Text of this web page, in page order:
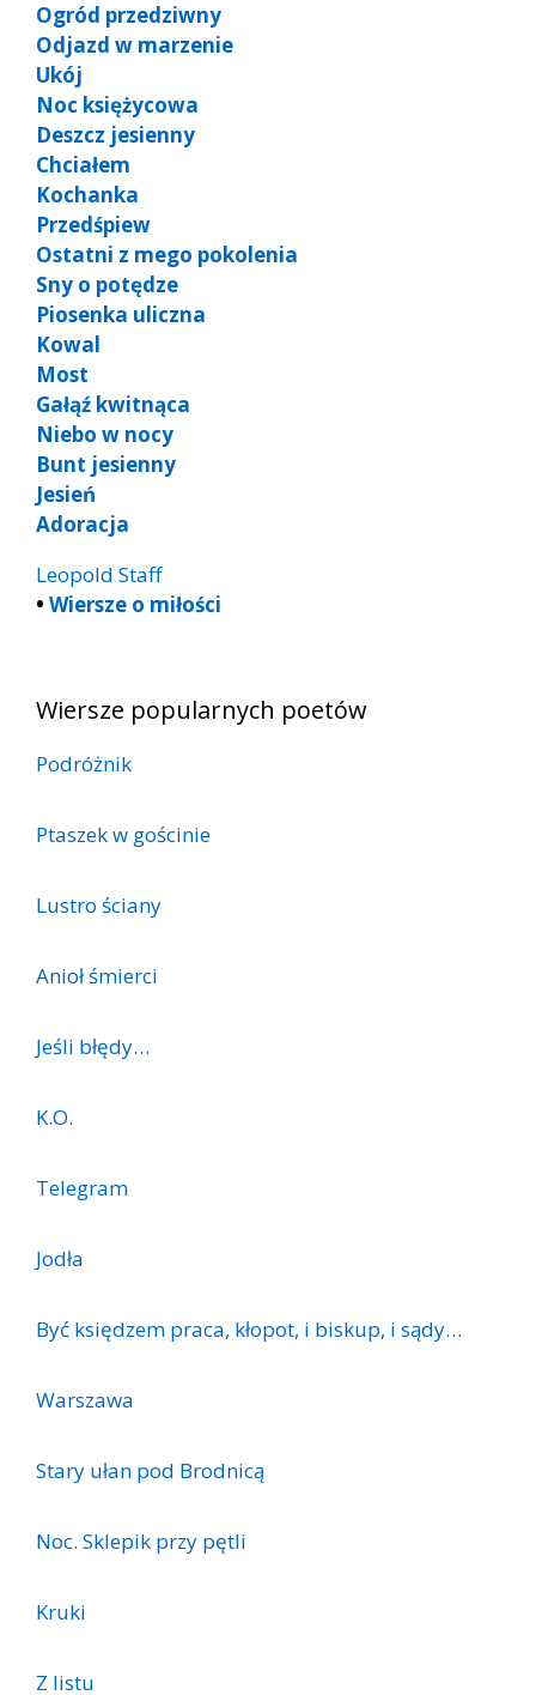
Ogród przedziwny
Odjazd w marzenie
Ukój
Noc księżycowa
Deszcz jesienny
Chciałem
Kochanka
Przedśpiew
Ostatni z mego pokolenia
Sny o potędze
Piosenka uliczna
Kowal
Most
Gałąź kwitnąca
Niebo w nocy
Bunt jesienny
Jesień
Adoracja
Leopold Staff
• Wiersze o miłości
Wiersze popularnych poetów
Podróżnik
Ptaszek w gościnie
Lustro ściany
Anioł śmierci
Jeśli błędy…
K.O.
Telegram
Jodła
Być księdzem praca, kłopot, i biskup, i sądy…
Warszawa
Stary ułan pod Brodnicą
Noc. Sklepik przy pętli
Kruki
Z listu